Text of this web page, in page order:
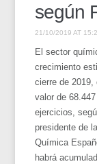
según
21/10/2019 AT
El sector
crecimiento
cierre de
valor de
ejercicios,
presidente de
Química
habrá